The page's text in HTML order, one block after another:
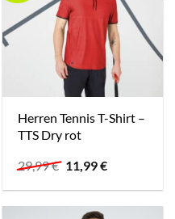
Herren Tennis T-Shirt –
TTS Dry rot
29,99€ Ursprünglicher
Preis
war:
29,99 €
11,99€Aktueller
ist:
11,99 €.